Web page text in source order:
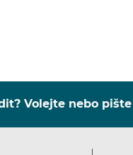
Volejte nebo pište